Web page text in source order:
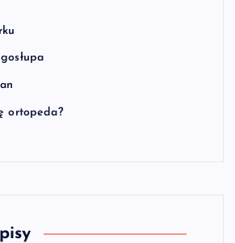
ortopeda?